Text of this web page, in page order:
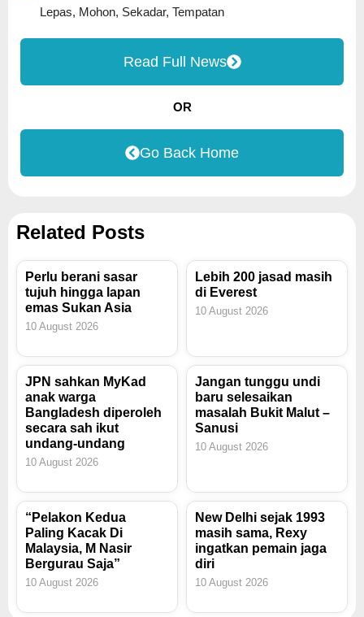
Lepas, Mohon, Sekadar, Tempatan
Read Full News
OR
Go Back Home
Related Posts
Perlu berani sasar
tujuh hingga lapan
emas Sukan Asia
10 August 2026
Lebih 200 jasad masih
di Everest
10 August 2026
JPN sahkan MyKad
anak warga
Bangladesh diperoleh
secara sah ikut
undang-undang
10 August 2026
Jangan tunggu undi
baru selesaikan
masalah Bukit Malut –
Sanusi
10 August 2026
“Pelakon Kedua
Paling Kacak Di
Malaysia, M Nasir
Bergurau Saja”
10 August 2026
New Delhi sejak 1993
masih sama, Rexy
ingatkan pemain jaga
diri
10 August 2026